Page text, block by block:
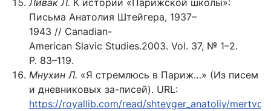
Ливак Л. К истории «Парижской школы»:
Письма Анатолия Штейгера, 1937–
1943 // Canadian-
American Slavic Studies.2003. Vol. 37, № 1–2.
P. 83–119.
Мнухин Л. «Я стремлюсь в Париж…» (Из писем
и дневниковых за-писей). URL:
https://royallib.com/read/shteyger_anatoliy/